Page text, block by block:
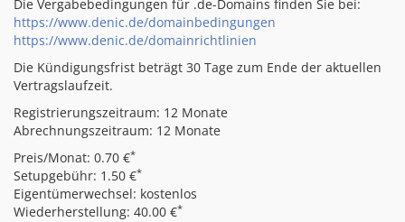
Die Vergabebedingungen für .de-Domains finden Sie bei:
https://www.denic.de/domainbedingungen
https://www.denic.de/domainrichtlinien
Die Kündigungsfrist beträgt 30 Tage zum Ende der aktuellen
Vertragslaufzeit.
Registrierungszeitraum: 12 Monate
Abrechnungszeitraum: 12 Monate
Preis/Monat: 0.70 €*
Setupgebühr: 1.50 €*
Eigentümerwechsel: kostenlos
Wiederherstellung: 40.00 €*